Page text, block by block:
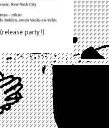
(release party !)